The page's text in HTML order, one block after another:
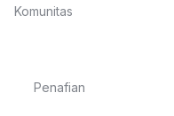
Komunitas
Penafian